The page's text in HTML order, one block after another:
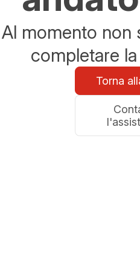
Al momento non
completare
Torna